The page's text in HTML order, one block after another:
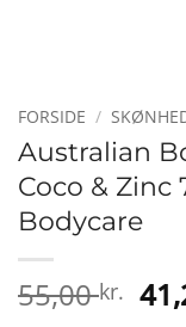
FORSIDE /
Australian
Coco & Zinc
Bodycare
55,00kr.